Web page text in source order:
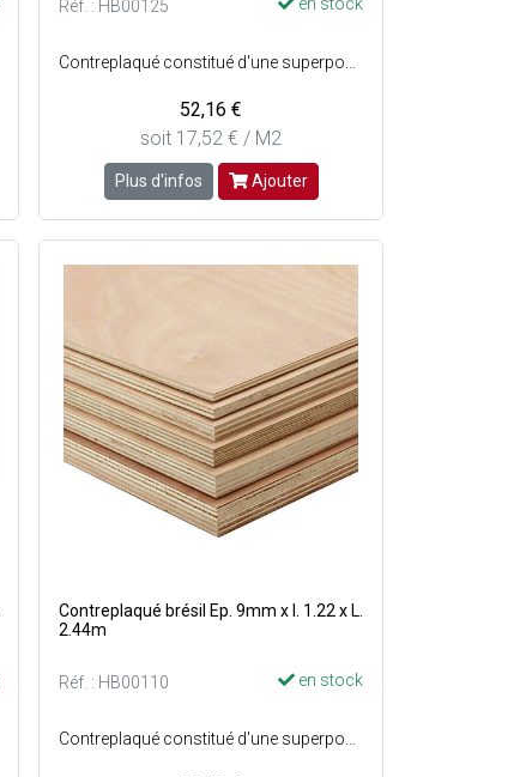
Réf. : HB00125
52,16 €
soit 17,52 € / M2
Plus d'infos Ajouter
Contreplaqué brésil Ep. 9mm x l. 1.22 x L.
2.44m
Réf. : HB00110 en stock